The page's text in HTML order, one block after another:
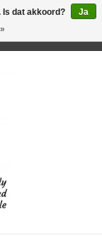
Is dat akkoord?
Ja